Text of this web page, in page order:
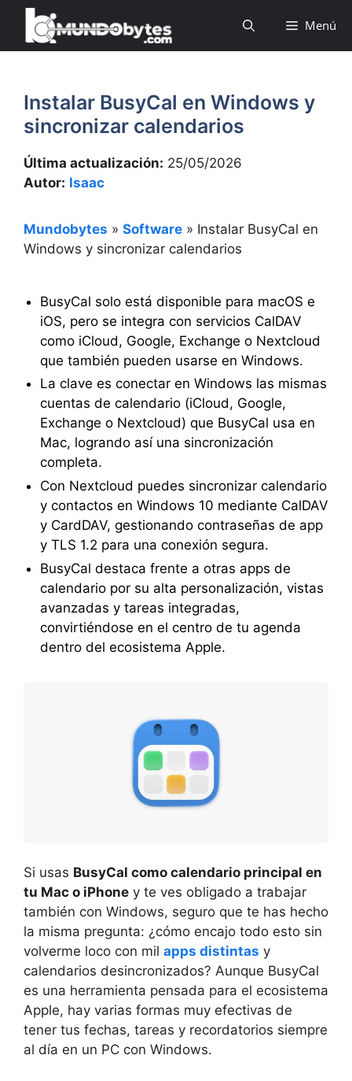
Saltar
contenido
Menú
Instalar BusyCal en Windows y
sincronizar calendarios
Última actualización: 25/05/2026
Autor: Isaac
Mundobytes » Software » Instalar BusyCal en
Windows y sincronizar calendarios
BusyCal solo está disponible para macOS e
iOS, pero se integra con servicios CalDAV
como iCloud, Google, Exchange o Nextcloud
que también pueden usarse en Windows.
La clave es conectar en Windows las mismas
cuentas de calendario (iCloud, Google,
Exchange o Nextcloud) que BusyCal usa en
Mac, logrando así una sincronización
completa.
Con Nextcloud puedes sincronizar calendario
y contactos en Windows 10 mediante CalDAV
y CardDAV, gestionando contraseñas de app
y TLS 1.2 para una conexión segura.
BusyCal destaca frente a otras apps de
calendario por su alta personalización, vistas
avanzadas y tareas integradas,
convirtiéndose en el centro de tu agenda
dentro del ecosistema Apple.
Si usas BusyCal como calendario principal en
tu Mac o iPhone y te ves obligado a trabajar
también con Windows, seguro que te has hecho
la misma pregunta: ¿cómo encajo todo esto sin
volverme loco con mil apps distintas y
calendarios desincronizados? Aunque BusyCal
es una herramienta pensada para el ecosistema
Apple, hay varias formas muy efectivas de
tener tus fechas, tareas y recordatorios siempre
al día en un PC con Windows.